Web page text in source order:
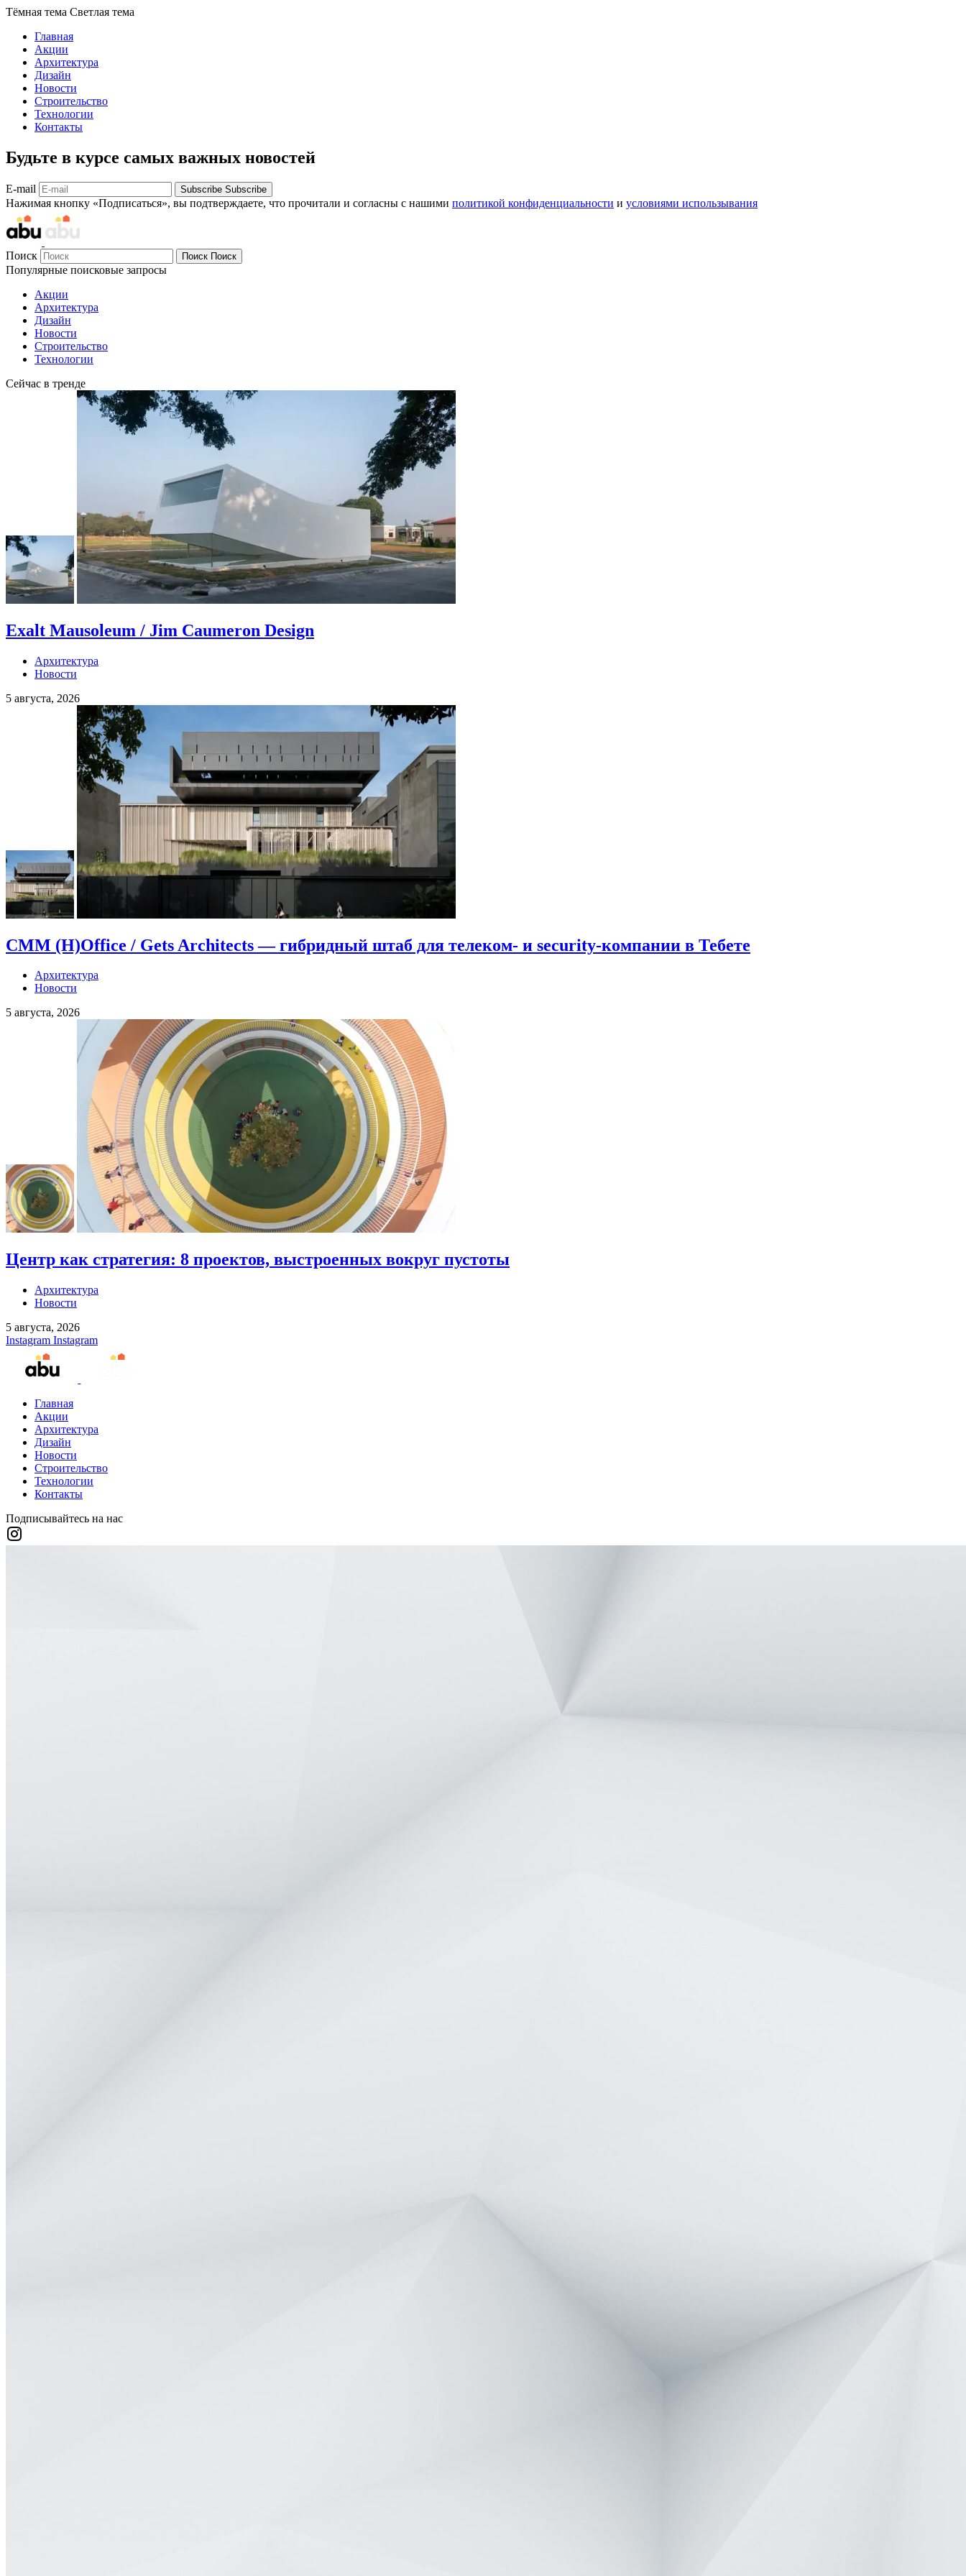
Тёмная тема Светлая тема
Главная
Акции
Архитектура
Дизайн
Новости
Строительство
Технологии
Контакты
Будьте в курсе самых важных новостей
E-mail Subscribe Subscribe
Нажимая кнопку «Подписаться», вы подтверждаете, что прочитали и согласны с нашими политикой конфиденциальности и условиями использывания
Поиск Поиск Поиск
Популярные поисковые запросы
Акции
Архитектура
Дизайн
Новости
Строительство
Технологии
Сейчас в тренде
Exalt Mausoleum / Jim Caumeron Design
Архитектура
Новости
5 августа, 2026
CMM (H)Office / Gets Architects — гибридный штаб для телеком- и security-компании в Тебете
Архитектура
Новости
5 августа, 2026
Центр как стратегия: 8 проектов, выстроенных вокруг пустоты
Архитектура
Новости
5 августа, 2026
Instagram Instagram
Главная
Акции
Архитектура
Дизайн
Новости
Строительство
Технологии
Контакты
Подписывайтесь на нас